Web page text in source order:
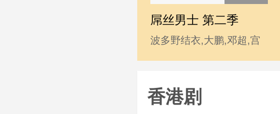
屌丝男士 第二季
波多野结衣,大鹏,邓超,宫
睿,韩寒,贾玲,姜涛,李响,林
利,王学兵,王学圻,温兆伦,
香港剧